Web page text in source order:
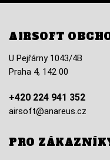
AIRSOFT
U Pejřárny 1043/4B
Praha 4, 142 00
+420 224 941 352
airsoft@anareus.cz
PRO